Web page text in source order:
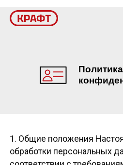
Политика
1. Общие положения
обработки персональных